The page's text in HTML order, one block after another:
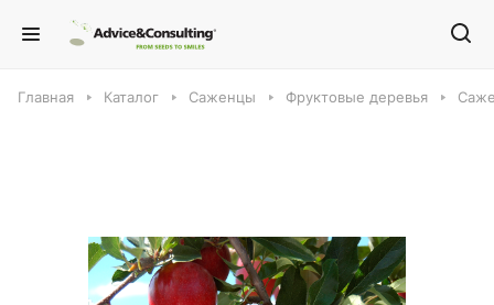
Главная Каталог Саженцы Фруктовые деревья